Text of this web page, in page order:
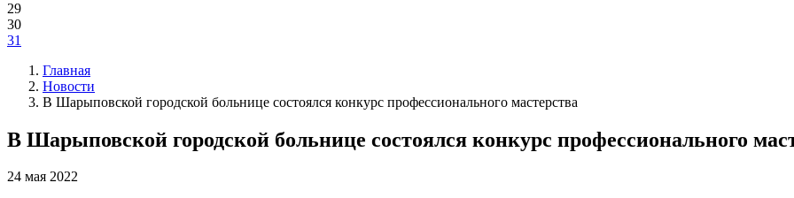
29
30
31
Главная
Новости
В Шарыповской городской больнице состоялся конкурс профессионального мастерства
В Шарыповской городской больнице состоялся конкурс профессионального
24 мая 2022